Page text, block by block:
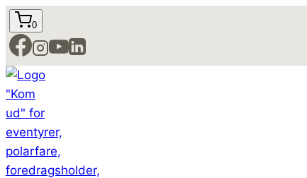
Fortsæt
til
indhold
0